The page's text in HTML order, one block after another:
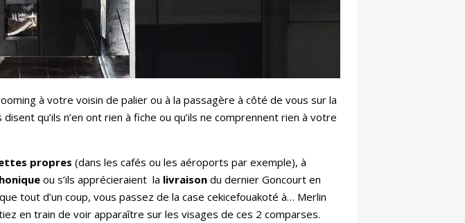
à votre voisin de palier ou à la passagère à côté de vous sur la
qu’ils n’en ont rien à fiche ou qu’ils ne comprennent rien à votre
propres (dans les cafés ou les aéroports par exemple), à
ou s’ils apprécieraient la livraison du dernier Goncourt en
tout d’un coup, vous passez de la case cekicefouakoté à… Merlin
en train de voir apparaître sur les visages de ces 2 comparses.